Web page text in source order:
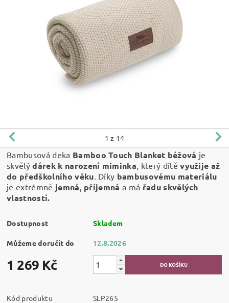
1 z 14
Bambusová deka Bamboo Touch Blanket béžová je
skvělýdárek k narození miminka , který dítěvyužije až
do předškolního věku . Díky bambusovému materiálu
je extrémně jemná příjemná a má řadu skvělých
vlastností.
Dostupnost Skladem
Můžeme doručit do 12.8.2026
1 269 Kč
Kód produktu
SLP265